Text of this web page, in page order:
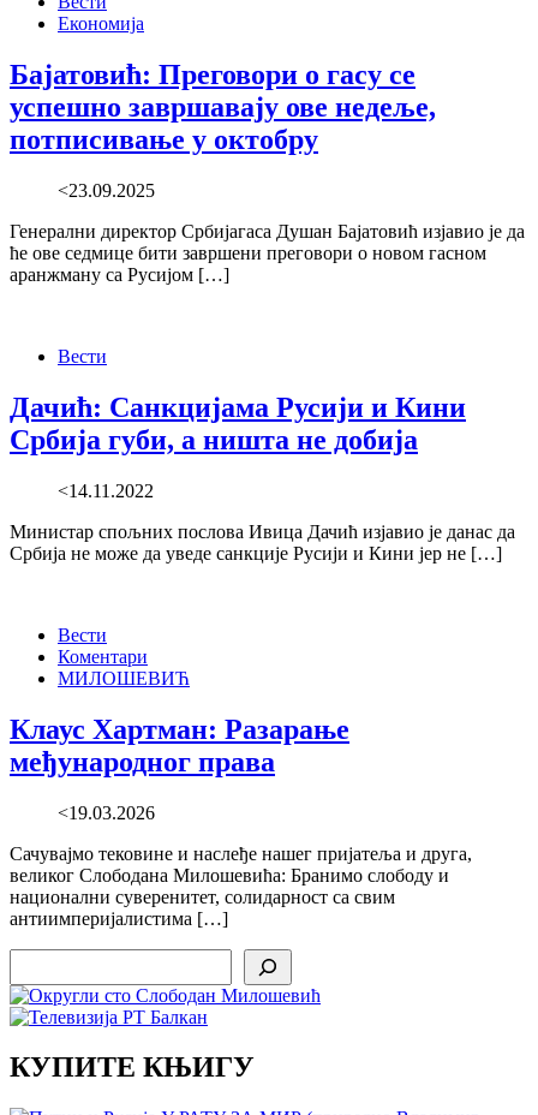
Економија
Бајатовић: Преговори о гасу се
успешно завршавају ове недеље,
потписивање у октобру
<23.09.2025
Генерални директор Србијагаса Душан Бајатовић изјавио је да
ће ове седмице бити завршени преговори о новом гасном
аранжману са Русијом […]
Вести
Дачић: Санкцијама Русији и Кини
Србија губи, а ништа не добија
<14.11.2022
Министар спољних послова Ивица Дачић изјавио је данас да
Србија не може да уведе санкције Русији и Кини јер не […]
Вести
Коментари
МИЛОШЕВИЋ
Клаус Хартман: Разарање
међународног права
<19.03.2026
Сачувајмо тековине и наслеђе нашег пријатеља и друга,
великог Слободана Милошевића: Бранимо слободу и
национални суверенитет, солидарност са свим
антиимперијалистима […]
КУПИТЕ КЊИГУ